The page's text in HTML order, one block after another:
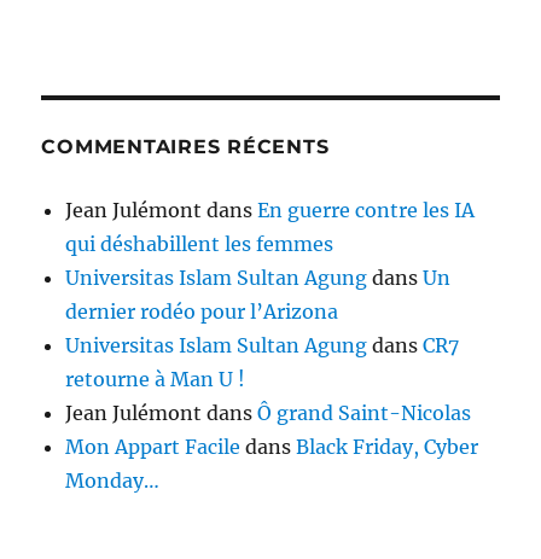
COMMENTAIRES RÉCENTS
Jean Julémont dansEn guerre contre les IA
qui déshabillent les femmes
Universitas Islam Sultan Agung dansUn
dernier rodéo pour l’Arizona
Universitas Islam Sultan Agung dansCR7
retourne à Man U !
Jean Julémont dansÔ grand Saint-Nicolas
Mon Appart Facile dansBlack Friday, Cyber
Monday…